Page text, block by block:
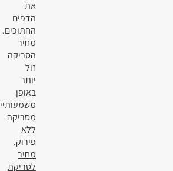
את
הדפים
החתוכים.
מחיר
הסריקה
זול
יותר
באופן
משמעותיי
מסריקה
ללא
פירוק.
מחיר
לסריקת